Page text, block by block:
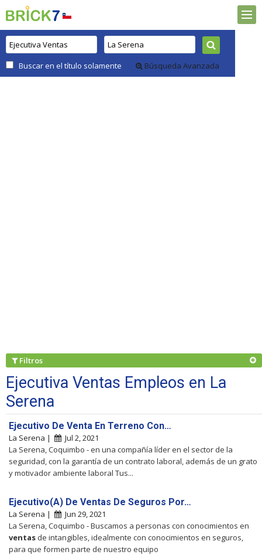
Buscar en el título solamente Búsqueda Avanzada
Filtros
Ejecutiva Ventas Empleos en La
Serena
Ejecutivo De Venta En Terreno Con…
La Serena |
Jul 2, 2021
La Serena, Coquimbo - en una compañía líder en el sector de la
seguridad, con la garantía de un contrato laboral, además de un grato
y motivador ambiente laboral Tus...
Ejecutivo(A) De Ventas De Seguros Por…
La Serena |
Jun 29, 2021
La Serena, Coquimbo - Buscamos a personas con conocimientos en
ventas de intangibles, idealmente con conocimientos en seguros,
para que formen parte de nuestro equipo